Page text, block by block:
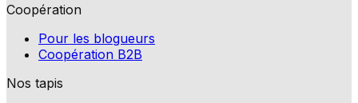
Coopération
Pour les blogueurs
Coopération B2B
Nos tapis